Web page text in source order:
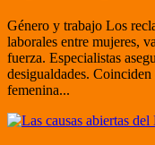
Género y trabajo Los
laborales entre mujeres,
fuerza. Especialistas
desigualdades.
femenina...